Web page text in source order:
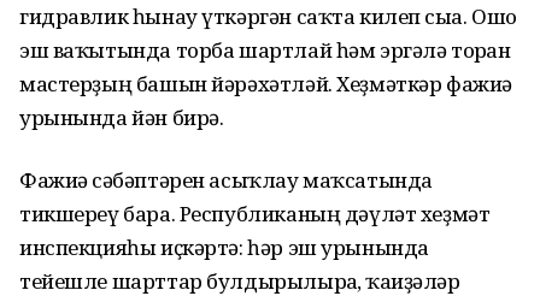
гидравлик һынау үткәргән саҡта килеп сыға. Ошо
эш ваҡытында торба шартлай һәм эргәлә торған
мастерҙың башын йәрәхәтләй. Хеҙмәткәр фажиғә
урынында йән бирә.
Фажиғә сәбәптәрен асыҡлау маҡсатында
тикшереү бара. Республиканың дәүләт хеҙмәт
инспекцияһы иҫкәртә: һәр эш урынында
тейешле шарттар булдырылырға, ҡағиҙәләр